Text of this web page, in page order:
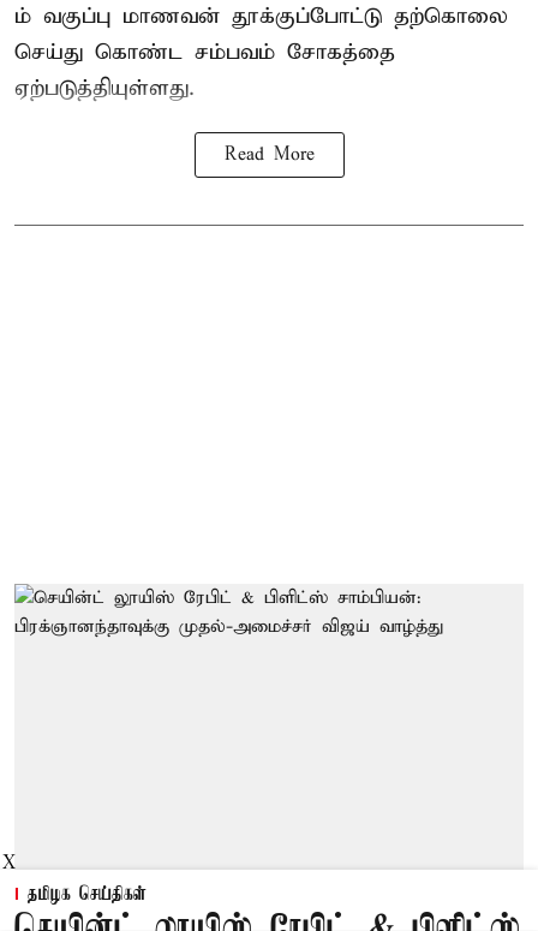
ம் வகுப்பு மாணவன் தூக்குப்போட்டு தற்கொலை
செய்து கொண்ட சம்பவம் சோகத்தை
ஏற்படுத்தியுள்ளது.
Read More
தமிழக செய்திகள்
X